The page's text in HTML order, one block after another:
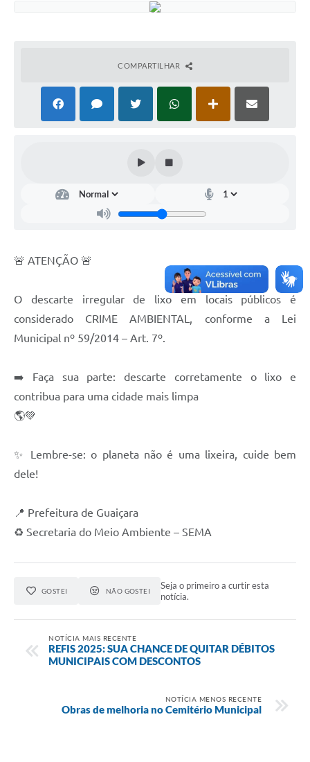
COMPARTILHAR
🚨 ATENÇÃO 🚨
O descarte irregular de lixo em locais públicos é
considerado CRIME AMBIENTAL, conforme a Lei
Municipal nº 59/2014 – Art. 7º.
➡️ Faça sua parte: descarte corretamente o lixo e
contribua para uma cidade mais limpa
🌎💚
✨ Lembre-se: o planeta não é uma lixeira, cuide bem
dele!
📍 Prefeitura de Guaiçara
♻️ Secretaria do Meio Ambiente – SEMA
GOSTEI NÃO GOSTEI
Seja o primeiro a curtir esta
notícia.
NOTÍCIA MAIS RECENTE
REFIS 2025: SUA CHANCE DE QUITAR DÉBITOS
MUNICIPAIS COM DESCONTOS
NOTÍCIA MENOS RECENTE
Obras de melhoria no Cemitério Municipal